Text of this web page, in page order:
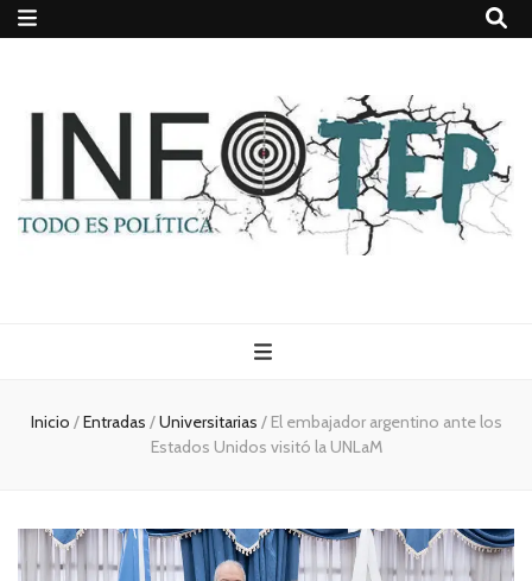
Todo es
(rosca)
política
Inicio /Entradas /Universitarias / El embajador argentino ante los
Estados Unidos visitó la UNLaM